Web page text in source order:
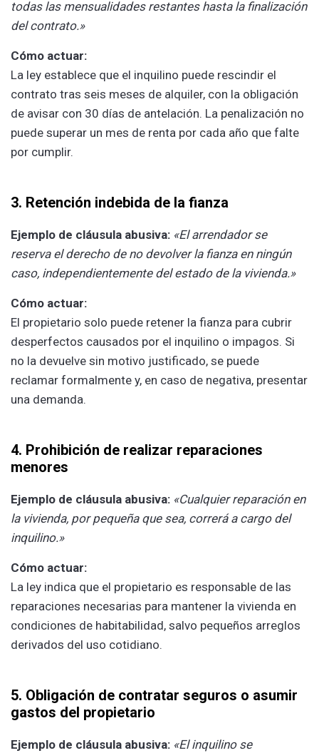
todas las mensualidades restantes hasta la finalización
del contrato.»
Cómo actuar:
La ley establece que el inquilino puede rescindir el
contrato tras seis meses de alquiler, con la obligación
de avisar con 30 días de antelación. La penalización no
puede superar un mes de renta por cada año que falte
por cumplir.
3. Retención indebida de la fianza
Ejemplo de cláusula abusiva: «El arrendador se
reserva el derecho de no devolver la fianza en ningún
caso, independientemente del estado de la vivienda.»
Cómo actuar:
El propietario solo puede retener la fianza para cubrir
desperfectos causados por el inquilino o impagos. Si
no la devuelve sin motivo justificado, se puede
reclamar formalmente y, en caso de negativa, presentar
una demanda.
4. Prohibición de realizar reparaciones
menores
Ejemplo de cláusula abusiva: «Cualquier reparación en
la vivienda, por pequeña que sea, correrá a cargo del
inquilino.»
Cómo actuar:
La ley indica que el propietario es responsable de las
reparaciones necesarias para mantener la vivienda en
condiciones de habitabilidad, salvo pequeños arreglos
derivados del uso cotidiano.
5. Obligación de contratar seguros o asumir
gastos del propietario
Ejemplo de cláusula abusiva: «El inquilino se